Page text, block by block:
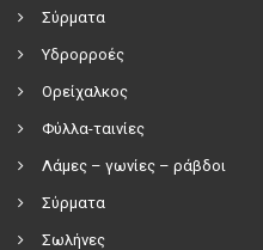
Σύρματα
Υδρορροές
Ορείχαλκος
Φύλλα-ταινίες
Λάμες – γωνίες – ράβδοι
Σύρματα
Σωλήνες